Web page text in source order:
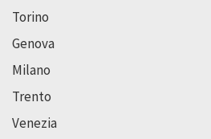
Torino
Genova
Milano
Trento
Venezia